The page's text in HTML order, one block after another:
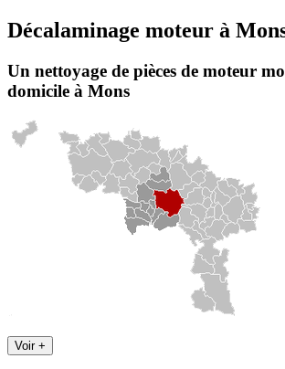
Décalaminage moteur à
Un nettoyage de pièces de moteur
domicile à Mons
Voir +